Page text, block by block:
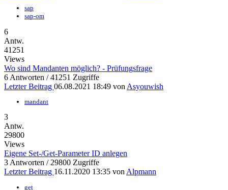
sap
sap-om
6
Antw.
41251
Views
Wo sind Mandanten möglich? - Prüfungsfrage
6 Antworten / 41251 Zugriffe
Letzter Beitrag 06.08.2021 18:49 von Asyouwish
mandant
3
Antw.
29800
Views
Eigene Set-/Get-Parameter ID anlegen
3 Antworten / 29800 Zugriffe
Letzter Beitrag 16.11.2020 13:35 von Alpmann
get